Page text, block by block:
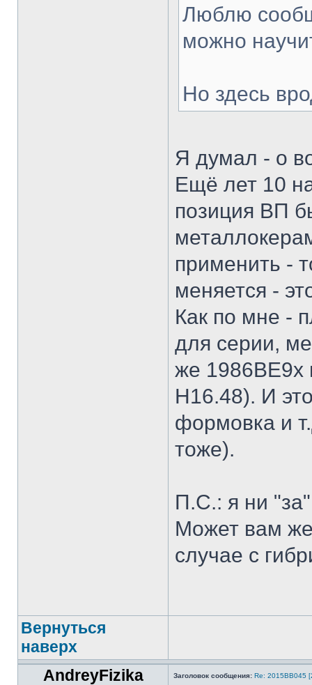
Люблю
можно
Но здесь
Я думал - о
Ещё лет 10
позиция ВП
применить -
меняется -
Как по мне -
для серии,
же 1986ВЕ9х
Н16.48). И
формовка и
тоже).
П.С.: я ни
Может вам же
случае с
Вернуться
наверх
AndreyFizika
Заголовок сообщения: Re: 2015ВВ045